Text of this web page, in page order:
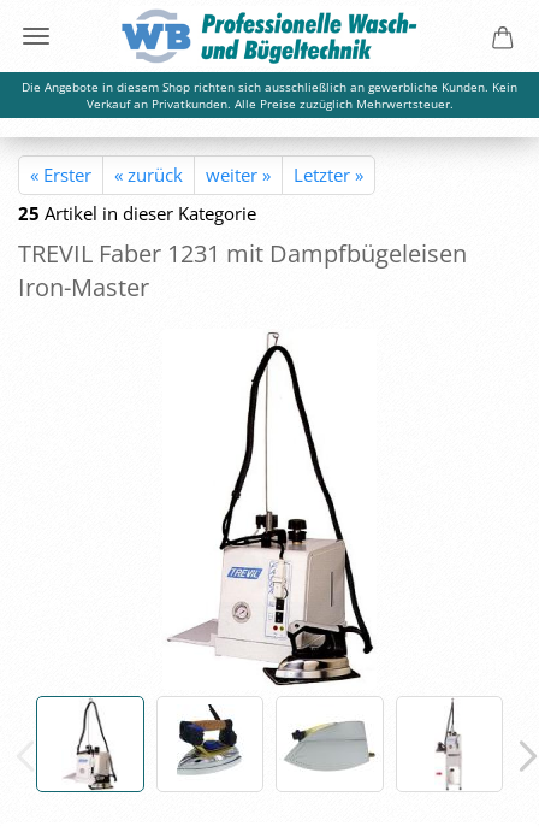
Die Angebote in diesem Shop richten sich ausschließlich an gewerbliche Kunden. Kein
Verkauf an Privatkunden. Alle Preise zuzüglich Mehrwertsteuer.
« Erster « zurück weiter »
Letzter »
25 Artikel in dieser Kategorie
TRE­VIL Faber 1231 mit Dampf­bü­gel­eisen
Iron-​Master